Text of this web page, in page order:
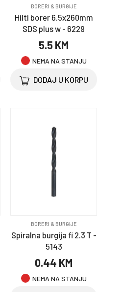
BORERI & BURGIJE
Hilti borer 6.5x260mm
SDS plus w - 6229
5.5 KM
NEMA NA STANJU
DODAJ U KORPU
BORERI & BURGIJE
Spiralna burgija fi 2.3 T -
5143
0.44 KM
NEMA NA STANJU